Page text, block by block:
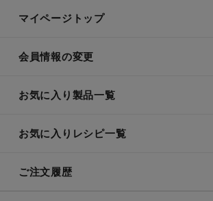
マイページトップ
会員情報の変更
お気に入り製品一覧
お気に入りレシピ一覧
ご注文履歴